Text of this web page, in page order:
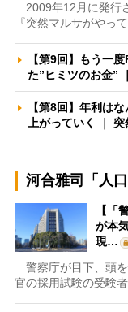
2009年12月に発行
『突然マルサがやっ
【第9回】もう一
た”ヒミツのお金”
【第8回】年利は
上がっていく ｜
河合雅司「人
【「
が本
現…
警察庁が目下、頭
官の採用試験の受験